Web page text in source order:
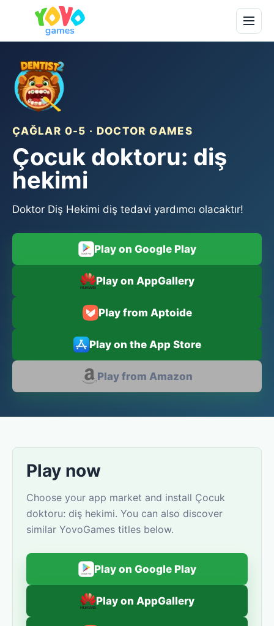
ÇAĞLAR 0-5 · DOCTOR GAMES
Çocuk doktoru: diş
hekimi
Doktor Diş Hekimi diş tedavi yardımcı olacaktır!
Play on Google Play
Play on AppGallery
Play from Aptoide
Play on the App Store
Play from Amazon
Play now
Choose your app market and install Çocuk
doktoru: diş hekimi. You can also discover
similar YovoGames titles below.
Play on Google Play
Play on AppGallery